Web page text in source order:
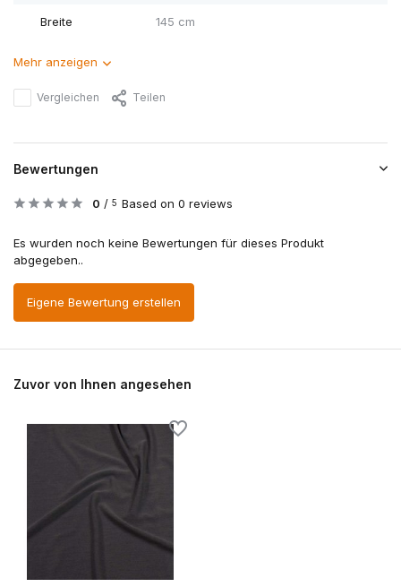
Breite 145 cm
Mehr anzeigen
Vergleichen Teilen
Bewertungen
0 / 5 Based on 0 reviews
Es wurden noch keine Bewertungen für dieses Produkt
abgegeben..
Eigene Bewertung erstellen
Zuvor von Ihnen angesehen